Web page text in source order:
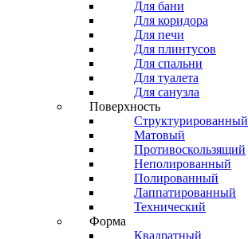
Для бани
Для коридора
Для печи
Для плинтусов
Для спальни
Для туалета
Для санузла
Поверхность
Структурированный
Матовый
Противоскользящий
Неполированный
Полированный
Лаппатированный
Технический
Форма
Квадратный